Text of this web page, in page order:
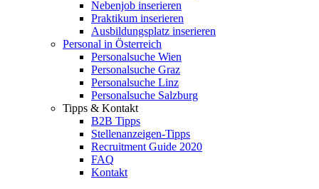
Nebenjob inserieren
Praktikum inserieren
Ausbildungsplatz inserieren
Personal in Österreich
Personalsuche Wien
Personalsuche Graz
Personalsuche Linz
Personalsuche Salzburg
Tipps & Kontakt
B2B Tipps
Stellenanzeigen-Tipps
Recruitment Guide 2020
FAQ
Kontakt